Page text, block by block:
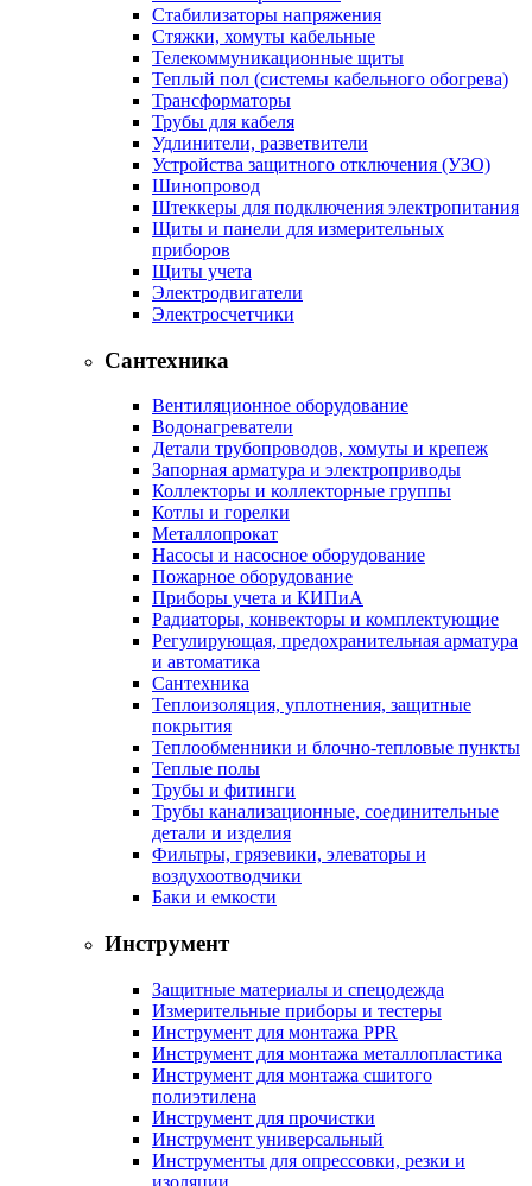
Стабилизаторы напряжения
Стяжки, хомуты кабельные
Телекоммуникационные щиты
Теплый пол (системы кабельного обогрева)
Трансформаторы
Трубы для кабеля
Удлинители, разветвители
Устройства защитного отключения (УЗО)
Шинопровод
Штеккеры для подключения электропитания
Щиты и панели для измерительных
приборов
Щиты учета
Электродвигатели
Электросчетчики
Сантехника
Вентиляционное оборудование
Водонагреватели
Детали трубопроводов, хомуты и крепеж
Запорная арматура и электроприводы
Коллекторы и коллекторные группы
Котлы и горелки
Металлопрокат
Насосы и насосное оборудование
Пожарное оборудование
Приборы учета и КИПиА
Радиаторы, конвекторы и комплектующие
Регулирующая, предохранительная арматура
и автоматика
Сантехника
Теплоизоляция, уплотнения, защитные
покрытия
Теплообменники и блочно-тепловые пункты
Теплые полы
Трубы и фитинги
Трубы канализационные, соединительные
детали и изделия
Фильтры, грязевики, элеваторы и
воздухоотводчики
Баки и емкости
Инструмент
Защитные материалы и спецодежда
Измерительные приборы и тестеры
Инструмент для монтажа PPR
Инструмент для монтажа металлопластика
Инструмент для монтажа сшитого
полиэтилена
Инструмент для прочистки
Инструмент универсальный
Инструменты для опрессовки, резки и
изоляции